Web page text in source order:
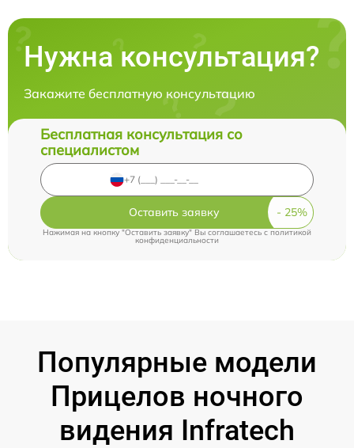
Нужна консультация?
Закажите бесплатную консультацию
Бесплатная консультация со
специалистом
Оставить заявку
Нажимая на кнопку "Оставить заявку" Вы соглашаетесь cполитикой
конфиденциальности
Популярные модели
Прицелов ночного
видения Infratech